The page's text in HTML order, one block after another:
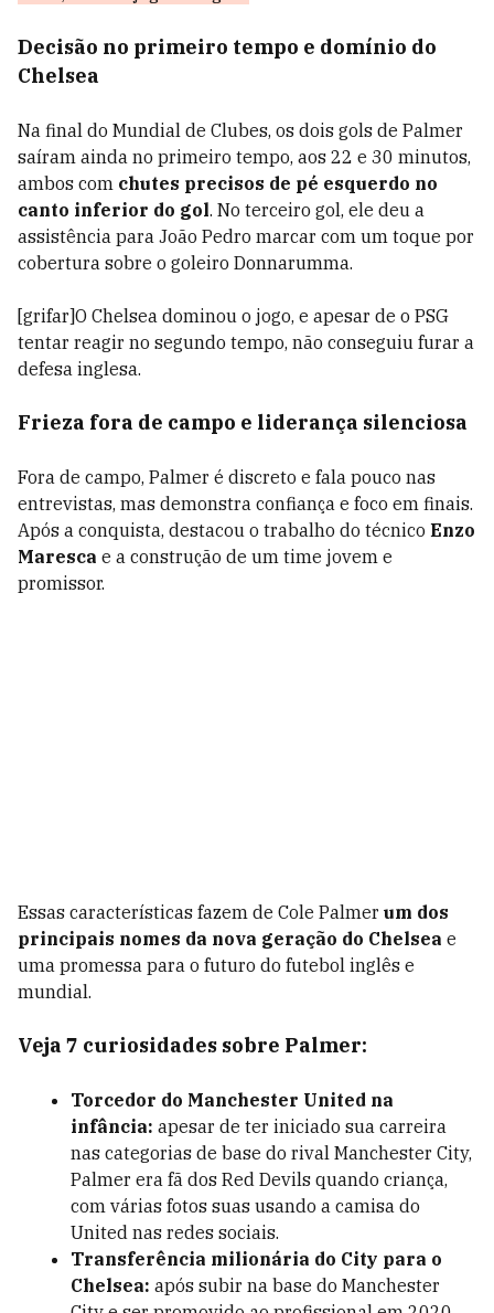
Decisão no primeiro tempo e domínio do
Chelsea
Na final do Mundial de Clubes, os dois gols de Palmer
saíram ainda no primeiro tempo, aos 22 e 30 minutos,
ambos com chutes precisos de pé esquerdo no
canto inferior do gol. No terceiro gol, ele deu a
assistência para João Pedro marcar com um toque por
cobertura sobre o goleiro Donnarumma.
[grifar]O Chelsea dominou o jogo, e apesar de o PSG
tentar reagir no segundo tempo, não conseguiu furar a
defesa inglesa.
Frieza fora de campo e liderança silenciosa
Fora de campo, Palmer é discreto e fala pouco nas
entrevistas, mas demonstra confiança e foco em finais.
Após a conquista, destacou o trabalho do técnico Enzo
Maresca e a construção de um time jovem e
promissor.
Essas características fazem de Cole Palmer um dos
principais nomes da nova geração do Chelsea e
uma promessa para o futuro do futebol inglês e
mundial.
Veja 7 curiosidades sobre Palmer:
Torcedor do Manchester United na
infância: apesar de ter iniciado sua carreira
nas categorias de base do rival Manchester City,
Palmer era fã dos Red Devils quando criança,
com várias fotos suas usando a camisa do
United nas redes sociais.
Transferência milionária do City para o
Chelsea: após subir na base do Manchester